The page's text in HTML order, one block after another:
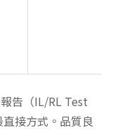
告（IL/RL Test
接方式。品質良